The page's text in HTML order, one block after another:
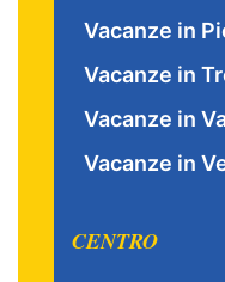
Vacanze in
Vacanze in
Vacanze in
Vacanze in
CENTRO